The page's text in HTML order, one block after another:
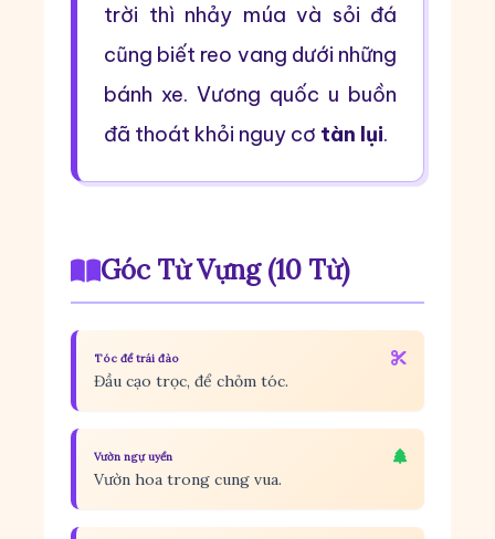
trời thì nhảy múa và sỏi đá
cũng biết reo vang dưới những
bánh xe. Vương quốc u buồn
đã thoát khỏi nguy cơ tàn lụi.
Góc Từ Vựng (10 Từ)
Tóc để trái đào
Đầu cạo trọc, để chỏm tóc.
Vườn ngự uyển
Vườn hoa trong cung vua.